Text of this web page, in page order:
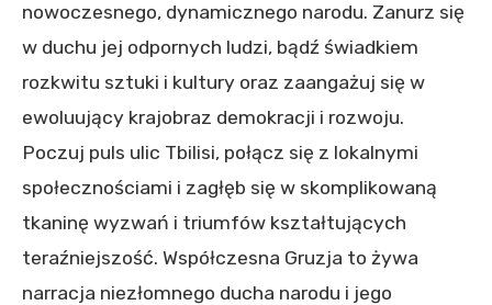
nowoczesnego, dynamicznego narodu. Zanurz się
w duchu jej odpornych ludzi, bądź świadkiem
rozkwitu sztuki i kultury oraz zaangażuj się w
ewoluujący krajobraz demokracji i rozwoju.
Poczuj puls ulic Tbilisi, połącz się z lokalnymi
społecznościami i zagłęb się w skomplikowaną
tkaninę wyzwań i triumfów kształtujących
teraźniejszość. Współczesna Gruzja to żywa
narracja niezłomnego ducha narodu i jego